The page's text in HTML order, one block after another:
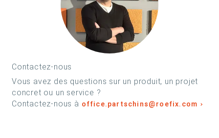
Contactez-nous
Vous avez des questions sur un produit, un projet
concret ou un service ?
Contactez-nous à office.partschins@roefix.com